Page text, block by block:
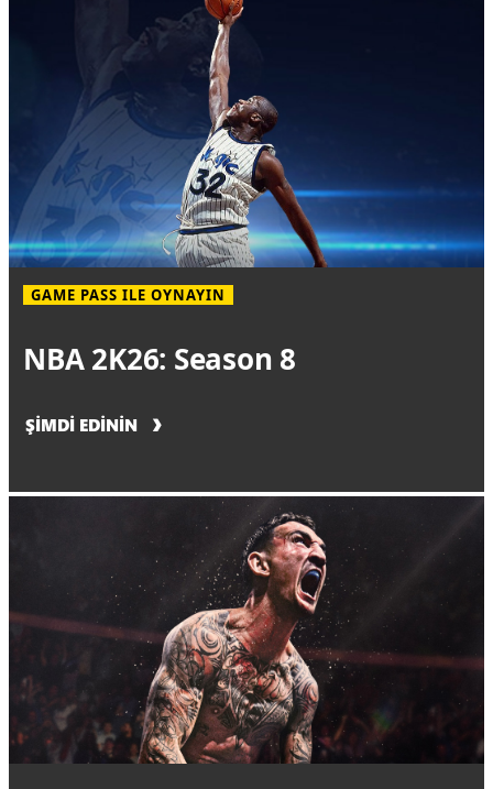
GAME PASS ILE OYNAYIN
NBA 2K26: Season 8
ŞİMDİ EDİNİN